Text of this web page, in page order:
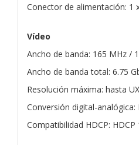
Conector de alimentación: 1
Vídeo
Ancho de banda: 165 MHz /
Ancho de banda total: 6.75
Resolución máxima: hasta
Conversión digital-analógica:
Compatibilidad HDCP: HDCP